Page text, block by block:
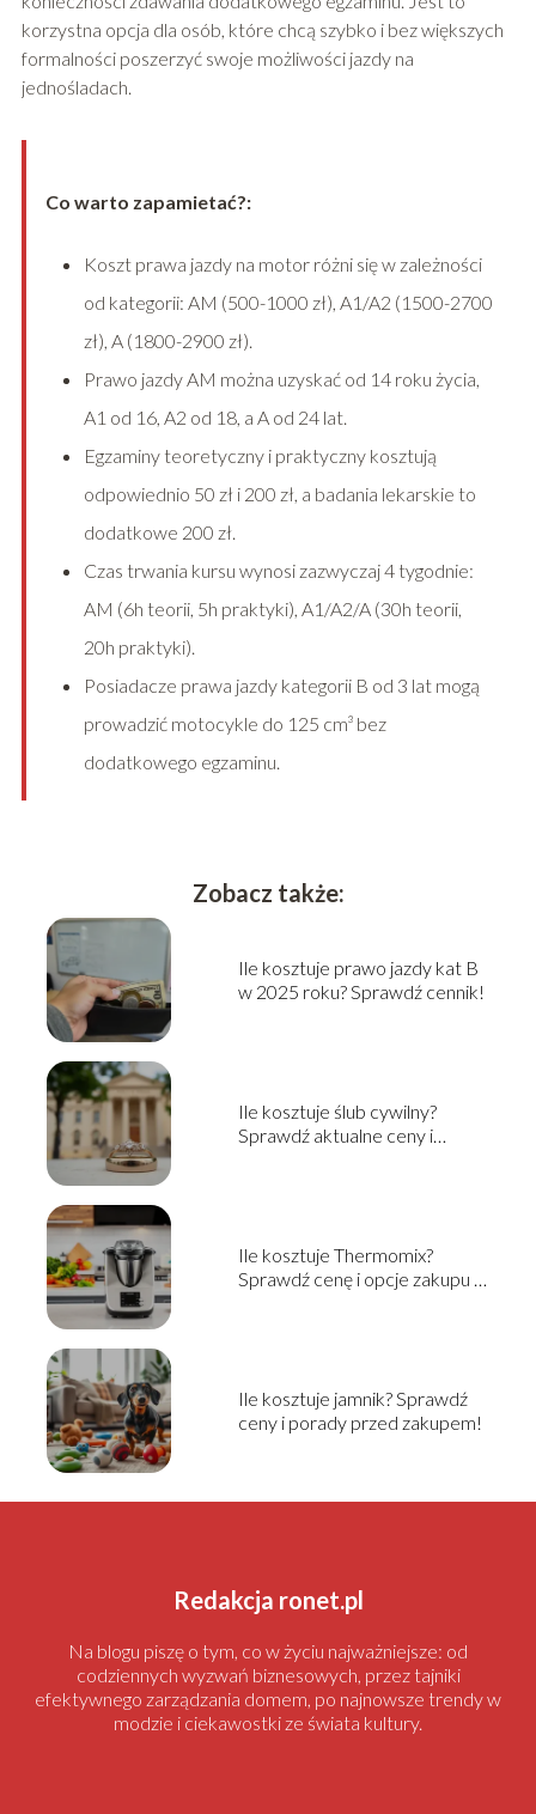
korzystna opcja dla osób, które chcą szybko i bez większych
formalności poszerzyć swoje możliwości jazdy na
jednośladach.
Co warto zapamietać?:
Koszt prawa jazdy na motor różni się w zależności
od kategorii: AM (500-1000 zł), A1/A2 (1500-2700
zł), A (1800-2900 zł).
Prawo jazdy AM można uzyskać od 14 roku życia,
A1 od 16, A2 od 18, a A od 24 lat.
Egzaminy teoretyczny i praktyczny kosztują
odpowiednio 50 zł i 200 zł, a badania lekarskie to
dodatkowe 200 zł.
Czas trwania kursu wynosi zazwyczaj 4 tygodnie:
AM (6h teorii, 5h praktyki), A1/A2/A (30h teorii,
20h praktyki).
Posiadacze prawa jazdy kategorii B od 3 lat mogą
prowadzić motocykle do 125 cm³ bez
dodatkowego egzaminu.
Zobacz także:
Ile kosztuje prawo jazdy kat B
w 2025 roku? Sprawdź cennik!
Ile kosztuje ślub cywilny?
Sprawdź aktualne ceny i
Ile kosztuje Thermomix?
Sprawdź cenę i opcje zakupu w
Ile kosztuje jamnik? Sprawdź
ceny i porady przed zakupem!
Redakcja ronet.pl
Na blogu piszę o tym, co w życiu najważniejsze: od
codziennych wyzwań biznesowych, przez tajniki
efektywnego zarządzania domem, po najnowsze trendy w
modzie i ciekawostki ze świata kultury.